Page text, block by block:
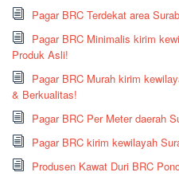
Pagar BRC Terdekat area
Pagar BRC Minimalis kirim
Produk Asli!
Pagar BRC Murah kirim
& Berkualitas!
Pagar BRC Per Meter daerah
Pagar BRC kirim kewilayah
Produsen Kawat Duri BRC